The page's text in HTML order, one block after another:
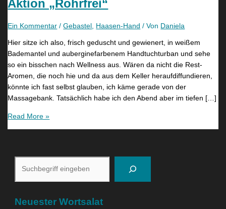
Aktion „Rohrfrei“
Ein Kommentar /Gebastel Haasen-Hand / Von Daniela
Hier sitze ich also, frisch geduscht und gewienert, in weißem
Bademantel und auberginefarbenem Handtuchturban und sehe
so ein bisschen nach Wellness aus. Wären da nicht die Rest-
Aromen, die noch hie und da aus dem Keller heraufdiffundieren,
könnte ich fast selbst glauben, ich käme gerade von der
Massagebank. Tatsächlich habe ich den Abend aber im tiefen […]
Read More »
Neuester Wortsalat